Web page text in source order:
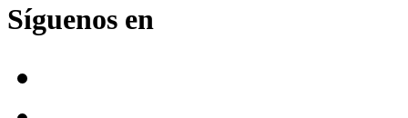
Síguenos en